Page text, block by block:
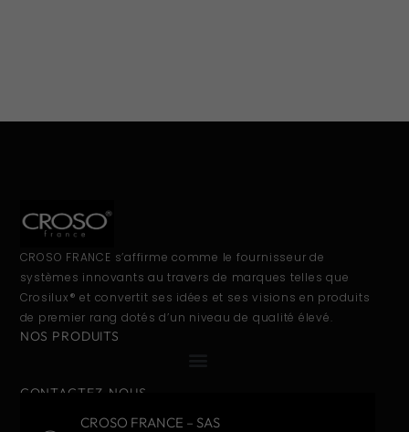
CROSO FRANCE s’affirme comme le fournisseur de
systèmes innovants au travers de marques telles que
Crosilux® et convertit ses idées et ses visions en produits
de premier rang dotés d’un niveau de qualité élevé.
NOS PRODUITS
CONTACTEZ-NOUS
CROSO FRANCE – SAS